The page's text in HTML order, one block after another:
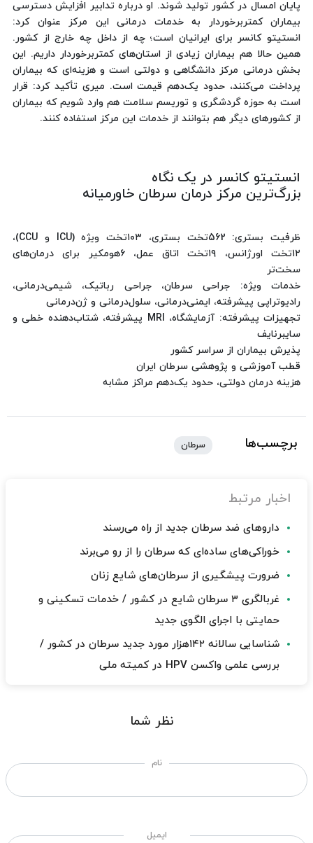
پایان امسال در کشور تولید شوند. او درباره تدابیر افزایش دسترسی
بیماران کمتربرخوردار به خدمات درمانی این مرکز عنوان کرد:
انستیتو کانسر برای ایرانیان است؛ چه از داخل چه خارج از کشور.
همین حالا هم بیماران زیادی از استان‌های کمتربرخوردار داریم. این
بخش درمانی مرکز دانشگاهی و دولتی است و هزینه‌ای که بیماران
پرداخت می‌کنند، حدود یک‌دهم قیمت است. میری تأکید کرد: قرار
است به حوزه گردشگری و توریسم سلامت هم وارد شویم که بیماران
از کشورهای دیگر هم بتوانند از خدمات این مرکز استفاده کنند.
انستیتو کانسر در یک نگاه
بزرگ‌ترین مرکز درمان سرطان خاورمیانه
ظرفیت بستری: 562تخت بستری، ۱۰۳تخت ویژه‌ (ICU و CCU)،
۱۲تخت اورژانس، ۱۹تخت اتاق عمل، ۶هومکیر برای درمان‌های
سخت‌تر
خدمات ویژه: جراحی سرطان، جراحی رباتیک، شیمی‌درمانی،
رادیوتراپی پیشرفته، ایمنی‌درمانی، سلول‌درمانی و ژن‌درمانی
تجهیزات پیشرفته: آزمایشگاه، MRI پیشرفته، شتاب‌دهنده خطی و
سایبرنایف
پذیرش بیماران از سراسر کشور
قطب آموزشی و پژوهشی سرطان ایران
هزینه درمان دولتی، حدود یک‌دهم مراکز مشابه
برچسب‌ها سرطان
اخبار مرتبط
داروهای ضد سرطان جدید از راه می‌رسند
خوراکی‌های ساده‌ای که سرطان را از رو می‌برند
ضرورت پیشگیری از سرطان‌های شایع زنان
غربالگری ۳ سرطان شایع در کشور / خدمات تسکینی و
حمایتی با اجرای الگوی جدید
شناسایی سالانه ۱۴۲هزار مورد جدید سرطان در کشور /
بررسی علمی واکسن HPV در کمیته ملی
نظر شما
نام
ایمیل